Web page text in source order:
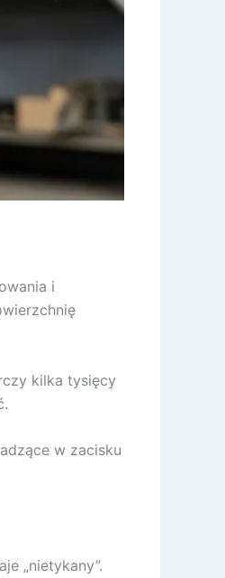
i
kilka tysięcy
w zacisku
„nietykany”.